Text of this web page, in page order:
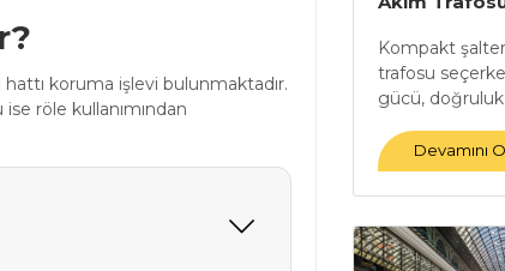
koruma işlevi bulunmaktadır.
röle kullanımından
Kompakt
trafosu
gücü, doğruluk
Devamını